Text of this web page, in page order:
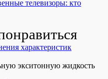
телевизоры: кто
характеристик
экситонную жидкость